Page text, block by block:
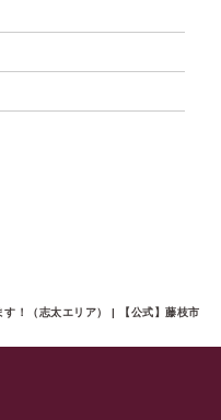
！（志太エリア） | 【公式】藤枝市